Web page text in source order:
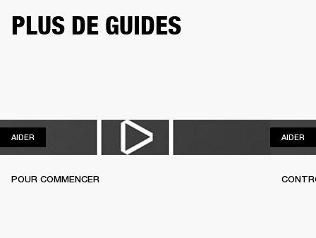
PLUS DE GUIDES
AIDER
POUR COMMENCER
AIDER